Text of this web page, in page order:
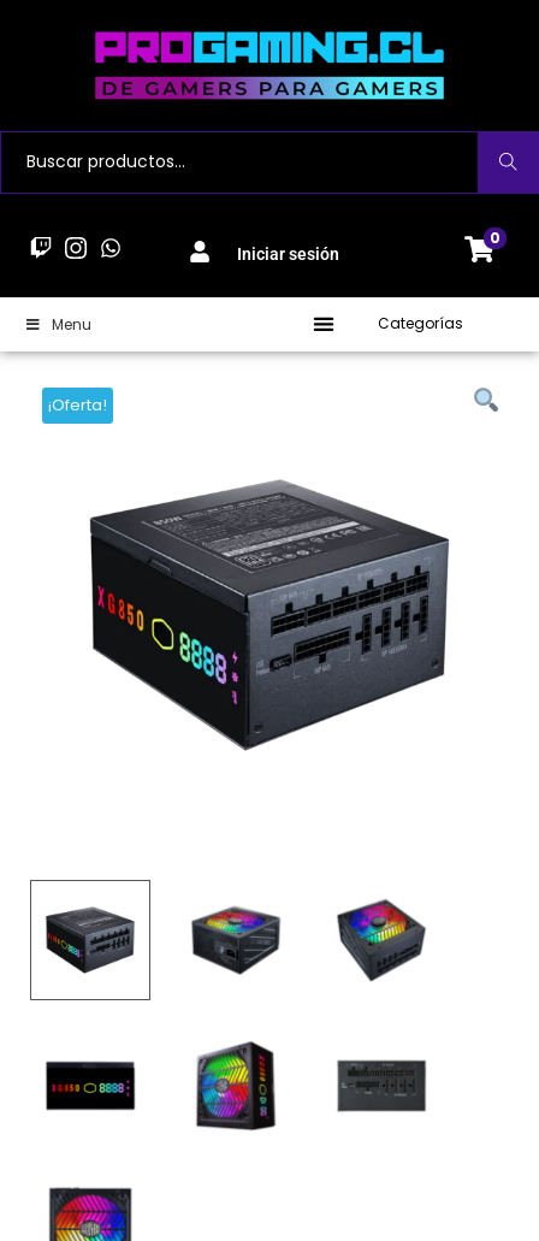
Buscar
Iniciar sesión
0
Menu Categorías
¡Oferta!